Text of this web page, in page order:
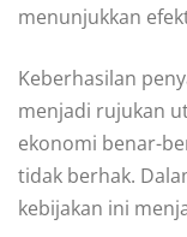
menunjukkan
Keberhasilan
menjadi rujukan
ekonomi benar-
tidak berhak.
kebijakan ini